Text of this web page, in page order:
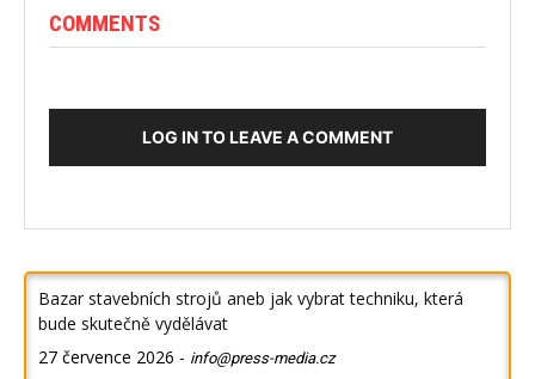
COMMENTS
LOG IN TO LEAVE A COMMENT
Bazar stavebních strojů aneb jak vybrat techniku, která
bude skutečně vydělávat
27 července 2026 - info@press-media.cz